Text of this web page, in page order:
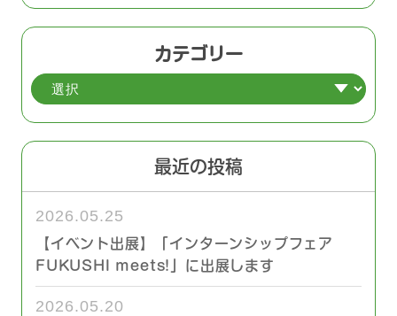
カ
イ
カテゴリー
最近の投稿
【イベント出展】「インターンシップフェア
FUKUSHI meets!」に出展します
2026.05.25
2026.05.20